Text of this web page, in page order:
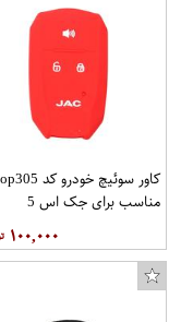
کاور سوئیچ خودرو کد op305
مناسب برای جک اس 5
۱۰۰,۰۰۰